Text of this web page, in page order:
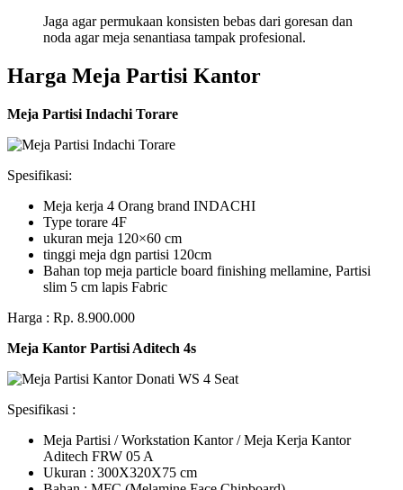
Jaga agar permukaan konsisten bebas dari goresan dan
noda agar meja senantiasa tampak profesional.
Harga Meja Partisi Kantor
Meja Partisi Indachi Torare
Spesifikasi:
Meja kerja 4 Orang brand INDACHI
Type torare 4F
ukuran meja 120×60 cm
tinggi meja dgn partisi 120cm
Bahan top meja particle board finishing mellamine, Partisi
slim 5 cm lapis Fabric
Harga : Rp. 8.900.000
Meja Kantor Partisi Aditech 4s
Spesifikasi :
Meja Partisi / Workstation Kantor / Meja Kerja Kantor
Aditech FRW 05 A
Ukuran : 300X320X75 cm